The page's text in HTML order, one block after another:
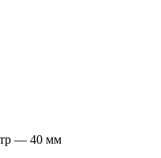
— 40 мм